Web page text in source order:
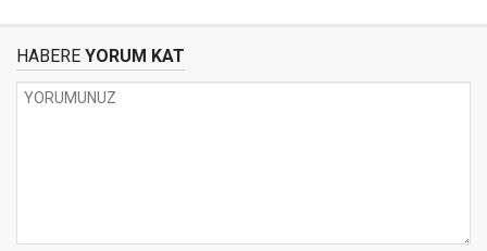
HABERE YORUM KAT